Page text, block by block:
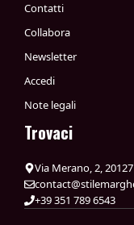
Contatti
Collabora
Newsletter
Accedi
Note legali
Trovaci
Via Merano, 2,
+39 351 789 6543